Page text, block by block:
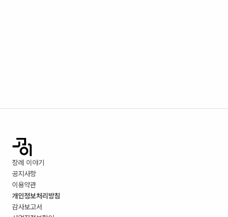
장례 이야기
공지사항
이용약관
개인정보처리방침
감사보고서